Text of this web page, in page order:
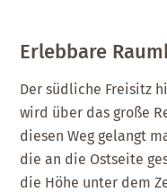
Erlebbare
Der südliche Freisitz
wird über das große
diesen Weg gelangt
die an die Ostseite
die Höhe unter dem